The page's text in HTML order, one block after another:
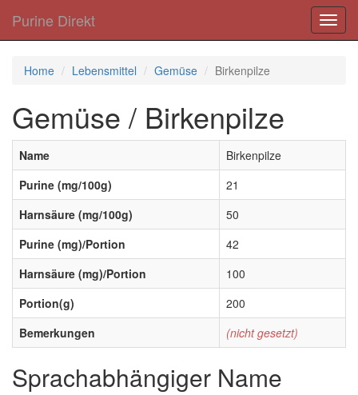
Purine Direkt
Home Lebensmittel Gemüse Birkenpilze
Gemüse / Birkenpilze
Name
Birkenpilze
Purine (mg/100g)
21
Harnsäure (mg/100g)
50
Purine (mg)/Portion
42
Harnsäure (mg)/Portion
100
Portion(g)
200
Bemerkungen
(nicht gesetzt)
Sprachabhängiger Name